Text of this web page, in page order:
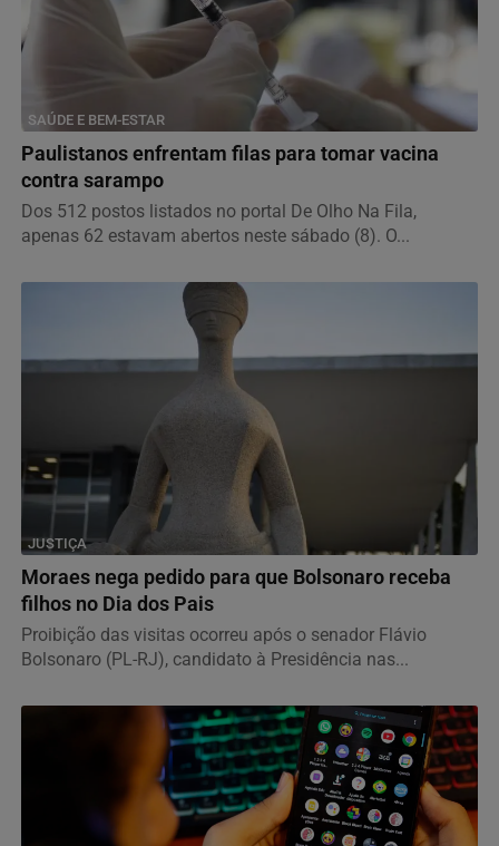
SAÚDE E BEM-ESTAR
Paulistanos enfrentam filas para tomar vacina
contra sarampo
Dos 512 postos listados no portal De Olho Na Fila,
apenas 62 estavam abertos neste sábado (8). O...
JUSTIÇA
Moraes nega pedido para que Bolsonaro receba
filhos no Dia dos Pais
Proibição das visitas ocorreu após o senador Flávio
Bolsonaro (PL-RJ), candidato à Presidência nas...